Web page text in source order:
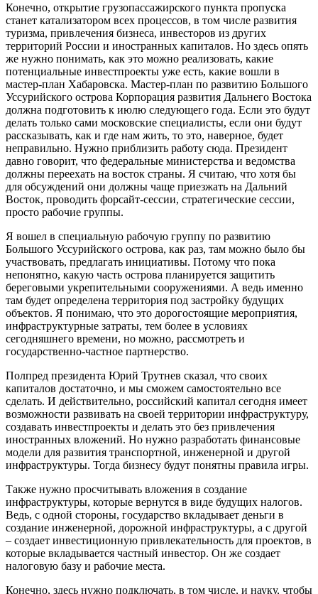
Конечно, открытие грузопассажирского пункта пропуска
станет катализатором всех процессов, в том числе развития
туризма, привлечения бизнеса, инвесторов из других
территорий России и иностранных капиталов. Но здесь опять
же нужно понимать, как это можно реализовать, какие
потенциальные инвестпроекты уже есть, какие вошли в
мастер-план Хабаровска. Мастер-план по развитию Большого
Уссурийского острова Корпорация развития Дальнего Востока
должна подготовить к июлю следующего года. Если это будут
делать только сами московские специалисты, если они будут
рассказывать, как и где нам жить, то это, наверное, будет
неправильно. Нужно приблизить работу сюда. Президент
давно говорит, что федеральные министерства и ведомства
должны переехать на восток страны. Я считаю, что хотя бы
для обсуждений они должны чаще приезжать на Дальний
Восток, проводить форсайт-сессии, стратегические сессии,
просто рабочие группы.
Я вошел в специальную рабочую группу по развитию
Большого Уссурийского острова, как раз, там можно было бы
участвовать, предлагать инициативы. Потому что пока
непонятно, какую часть острова планируется защитить
береговыми укрепительными сооружениями. А ведь именно
там будет определена территория под застройку будущих
объектов. Я понимаю, что это дорогостоящие мероприятия,
инфраструктурные затраты, тем более в условиях
сегодняшнего времени, но можно, рассмотреть и
государственно-частное партнерство.
Полпред президента Юрий Трутнев сказал, что своих
капиталов достаточно, и мы сможем самостоятельно все
сделать. И действительно, российский капитал сегодня имеет
возможности развивать на своей территории инфраструктуру,
создавать инвестпроекты и делать это без привлечения
иностранных вложений. Но нужно разработать финансовые
модели для развития транспортной, инженерной и другой
инфраструктуры. Тогда бизнесу будут понятны правила игры.
Также нужно просчитывать вложения в создание
инфраструктуры, которые вернутся в виде будущих налогов.
Ведь, с одной стороны, государство вкладывает деньги в
создание инженерной, дорожной инфраструктуры, а с другой
– создает инвестиционную привлекательность для проектов, в
которые вкладывается частный инвестор. Он же создает
налоговую базу и рабочие места.
Конечно, здесь нужно подключать, в том числе, и науку, чтобы